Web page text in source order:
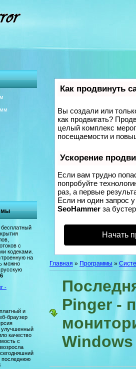
Добро пожаловать на
с
кодеками.
на
можно
-
и
браузер
улучшенный
качество
с
последнюю
Как продвинуть
Вы создали или
как продвигать?
целый комплекс
посещаемости и
Ускорение
Если вам трудно
попробуйте
раз, а первые
Если ни один запрос
SeoHammer за
Начать
Главная » Программы »
Pinger -
Windows